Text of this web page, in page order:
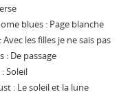
blues : Page blanche
les filles je ne sais pas
: De passage
Soleil
: Le soleil et la lune